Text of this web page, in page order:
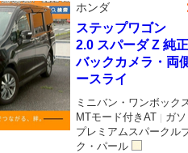
ホンダ
ステップワゴン
2.0 スパーダ Z 純
バックカメラ・両
ースライ
ミニバン・ワンボック
MTモード付きAT ｜ ガ
プレミアムスパークル
ク・パール